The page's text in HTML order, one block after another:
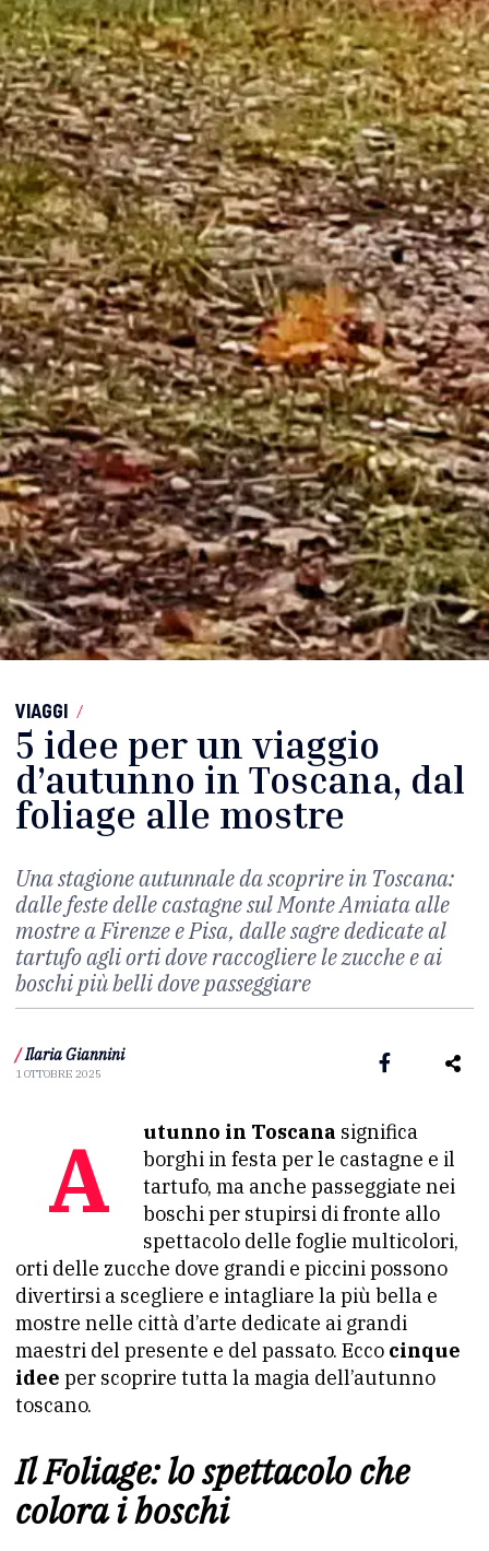
VIAGGI /
5 idee per un viaggio
d’autunno in Toscana, dal
foliage alle mostre
Una stagione autunnale da scoprire in Toscana:
dalle feste delle castagne sul Monte Amiata alle
mostre a Firenze e Pisa, dalle sagre dedicate al
tartufo agli orti dove raccogliere le zucche e ai
boschi più belli dove passeggiare
/ Ilaria Giannini
1 OTTOBRE 2025
Autunno in Toscana significa
borghi in festa per le castagne e il
tartufo, ma anche passeggiate nei
boschi per stupirsi di fronte allo
spettacolo delle foglie multicolori,
orti delle zucche dove grandi e piccini possono
divertirsi a scegliere e intagliare la più bella e
mostre nelle città d’arte dedicate ai grandi
maestri del presente e del passato. Ecco cinque
idee per scoprire tutta la magia dell’autunno
toscano.
Il Foliage: lo spettacolo che
colora i boschi